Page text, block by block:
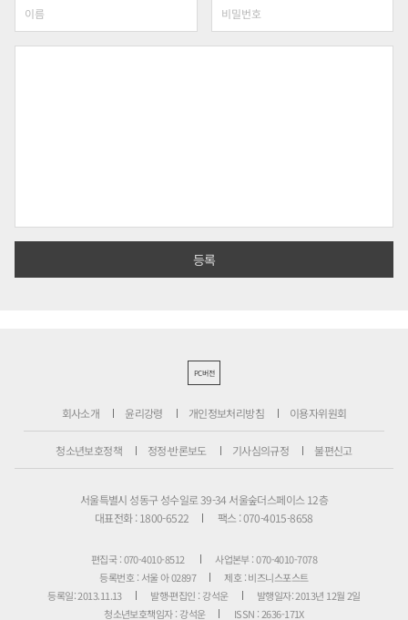
PC버전
회사소개 윤리강령 개인정보처리방침 이용자위원회
청소년보호정책 정정·반론보도 기사심의규정 불편신고
서울특별시 성동구 성수일로 39-34 서울숲더스페이스 12층
대표전화 : 1800-6522
팩스 : 070-4015-8658
편집국 : 070-4010-8512
사업본부 : 070-4010-7078
등록번호 : 서울 아 02897
제호 : 비즈니스포스트
등록일: 2013.11.13
발행·편집인 : 강석운
발행일자: 2013년 12월 2일
청소년보호책임자 : 강석운
ISSN : 2636-171X